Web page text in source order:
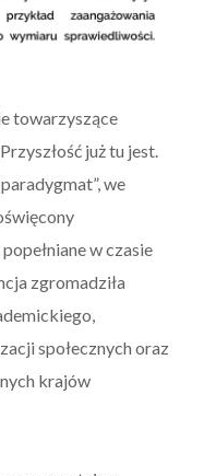
towarzyszące
już tu jest.
we
w czasie
zgromadziła
społecznych oraz
krajów